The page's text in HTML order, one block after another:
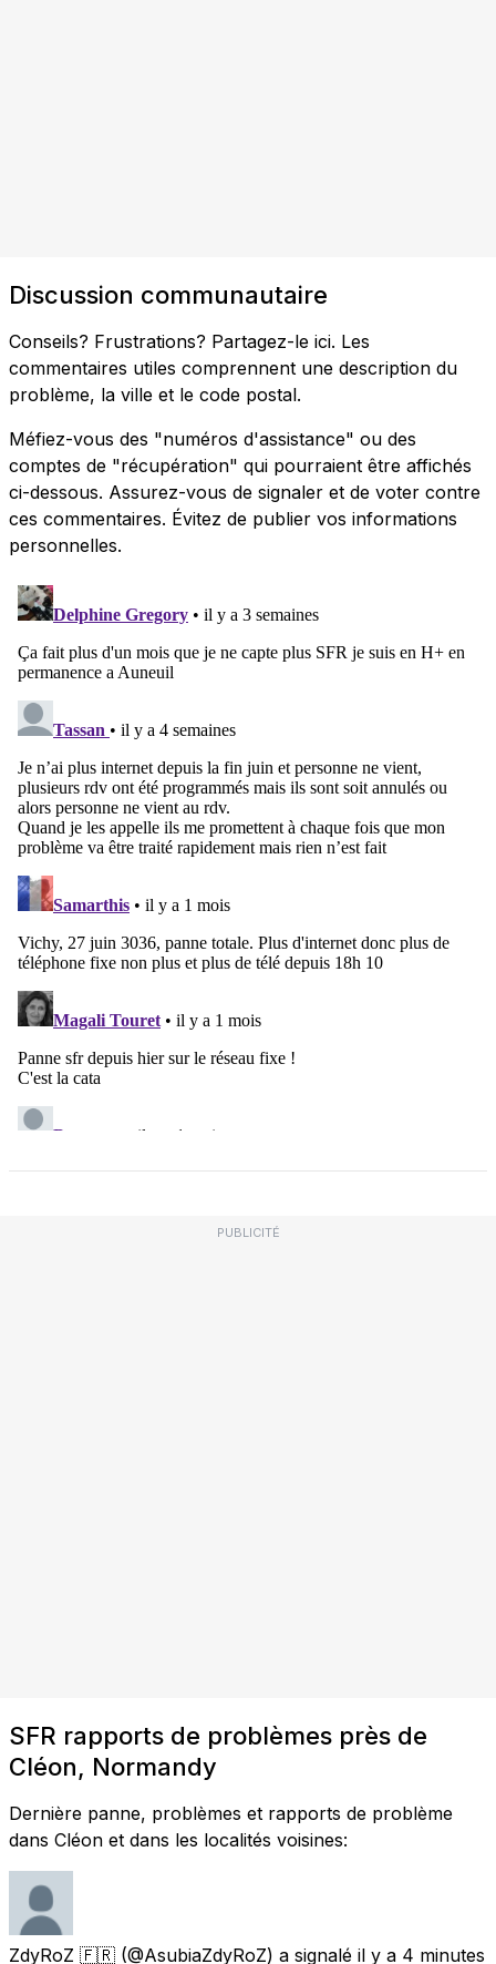
Discussion communautaire
Conseils? Frustrations? Partagez-le ici. Les
commentaires utiles comprennent une description du
problème, la ville et le code postal.
Méfiez-vous des "numéros d'assistance" ou des
comptes de "récupération" qui pourraient être affichés
ci-dessous. Assurez-vous de signaler et de voter contre
ces commentaires. Évitez de publier vos informations
personnelles.
PUBLICITÉ
SFR rapports de problèmes près de
Cléon, Normandy
Dernière panne, problèmes et rapports de problème
dans Cléon et dans les localités voisines:
ZdyRoZ 🇫🇷 (@AsubiaZdyRoZ) a signalé il y a 4 minutes